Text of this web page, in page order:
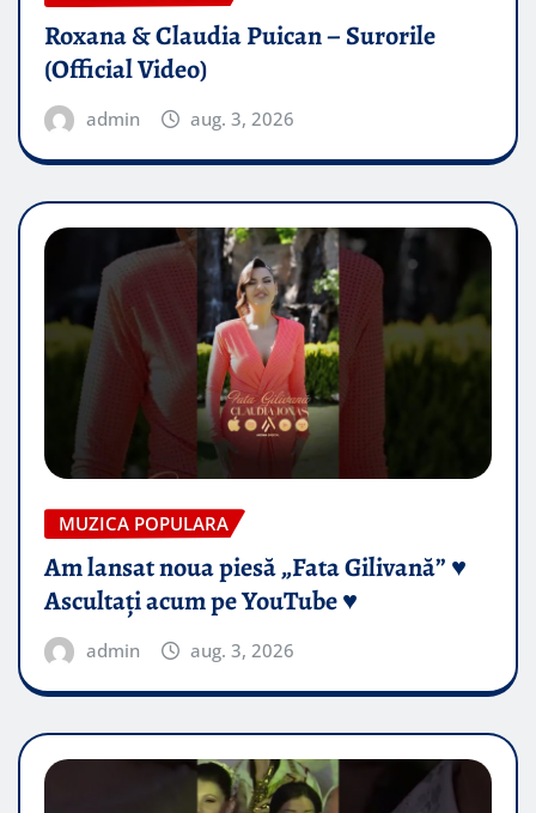
Roxana & Claudia Puican – Surorile
(Official Video)
admin aug. 3, 2026
MUZICA POPULARA
Am lansat noua piesă „Fata Gilivană” ♥️
Ascultați acum pe YouTube ♥️
admin aug. 3, 2026